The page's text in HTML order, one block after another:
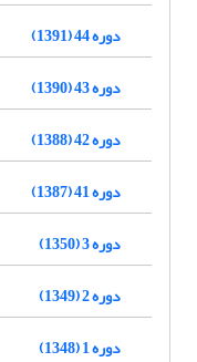
دوره 44 (1391)
دوره 43 (1390)
دوره 42 (1388)
دوره 41 (1387)
دوره 3 (1350)
دوره 2 (1349)
دوره 1 (1348)